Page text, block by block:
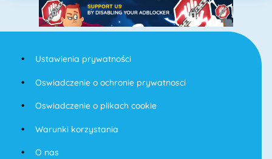
Ustawienia prywatności
Oswiadczenie o ochronie prywatnosci
Oswiadczenie o plikach cookie
Warunki korzystania
O nas